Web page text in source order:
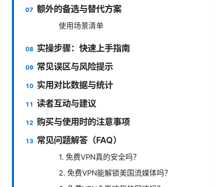
额外的备选与替代方案
使用场景清单
实操步骤：快速上手指南
常见误区与风险提示
实用对比数据与统计
读者互动与建议
购买与使用时的注意事项
常见问题解答（FAQ）
1. 免费VPN真的安全吗？
2. 免费VPN能解锁美国流媒体吗？